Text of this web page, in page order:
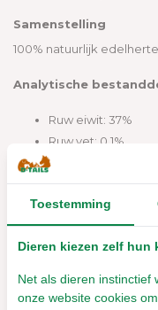
Samenstelling
100% natuurlijk
Analytische
Ruw eiwit: 37%
Ruw vet: 0,1%
Ruwe celstof: 2%
Ruwe as: 55%
Vocht: 9%
Calcium (Ca): 21%
Fosfor (P): 8%
Magnesium (Mg):
Toestemming
Dieren kiezen zelf
Net als dieren instinctief
onze website cookies